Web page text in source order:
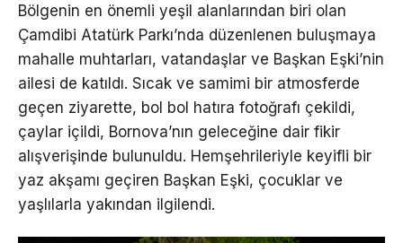
Bölgenin en önemli yeşil alanlarından biri olan
Çamdibi Atatürk Parkı’nda düzenlenen buluşmaya
mahalle muhtarları, vatandaşlar ve Başkan Eşki’nin
ailesi de katıldı. Sıcak ve samimi bir atmosferde
geçen ziyarette, bol bol hatıra fotoğrafı çekildi,
çaylar içildi, Bornova’nın geleceğine dair fikir
alışverişinde bulunuldu. Hemşehrileriyle keyifli bir
yaz akşamı geçiren Başkan Eşki, çocuklar ve
yaşlılarla yakından ilgilendi.